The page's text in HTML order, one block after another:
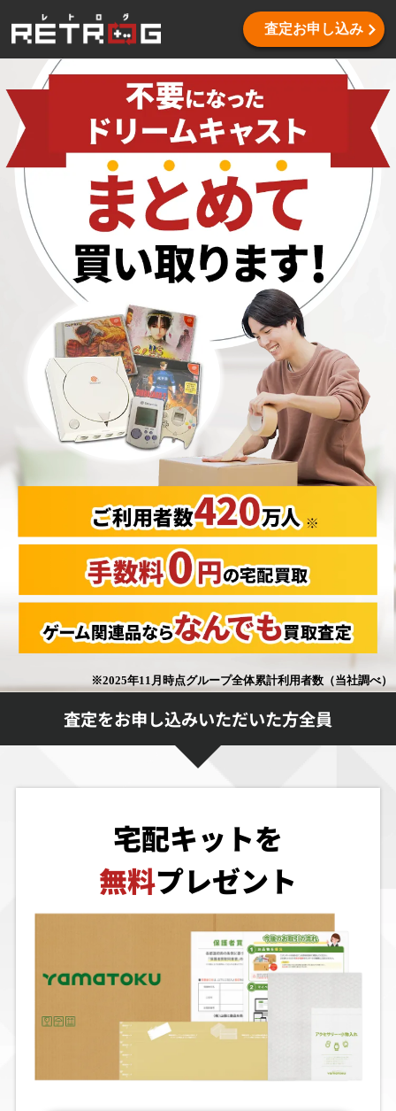
査定お申し込み
査定をお申し込みいただいた方全員
宅配キットを
無料プレゼント